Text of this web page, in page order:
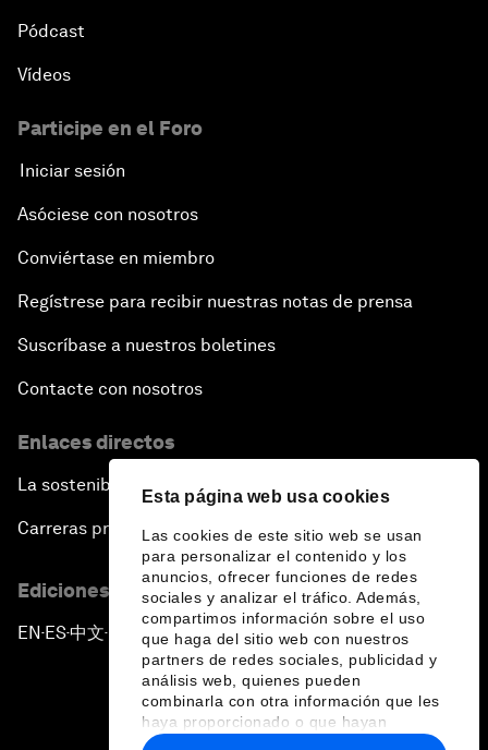
Esta página web usa cookies
Las cookies de este sitio web se usan
para personalizar el contenido y los
anuncios, ofrecer funciones de redes
sociales y analizar el tráfico. Además,
compartimos información sobre el uso
que haga del sitio web con nuestros
partners de redes sociales, publicidad y
análisis web, quienes pueden
combinarla con otra información que les
haya proporcionado o que hayan
recopilado a partir del uso que haya
Pódcast
Vídeos
Participe en el Foro
Iniciar sesión
Asóciese con nosotros
Conviértase en miembro
Regístrese para recibir nuestras notas de prensa
Suscríbase a nuestros boletines
Contacte con nosotros
Enlaces directos
La sostenibilidad en el Foro
Carreras profesionales
Ediciones en otros idiomas
EN ▪ ES▪中文▪ 日本語